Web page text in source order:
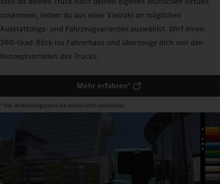
zusammen, indem du aus einer Vielzahl an möglichen
Ausstattungs- und Fahrzeugvarianten auswählst. Wirf einen
360-Grad-Blick ins Fahrerhaus und überzeuge dich von den
Konzeptvorteilen des Trucks.
Mehr erfahren*
* Der Webkonfigurator ist mobil nicht erreichbar.